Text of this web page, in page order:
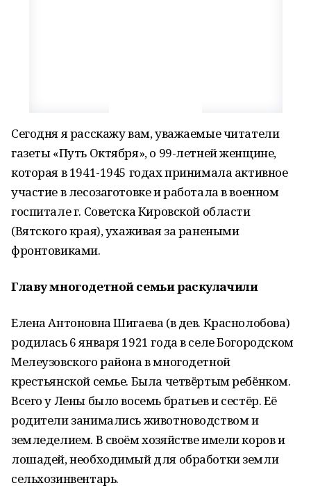
Сегодня я расскажу вам, уважаемые читатели
газеты «Путь Октября», о 99-летней женщине,
которая в 1941-1945 годах принимала активное
участие в лесозаготовке и работала в военном
госпитале г. Советска Кировской области
(Вятского края), ухаживая за ранеными
фронтовиками.
Главу многодетной семьи раскулачили
Елена Антоновна Шигаева (в дев. Краснолобова)
родилась 6 января 1921 года в селе Богородском
Мелеузовского района в многодетной
крестьянской семье. Была четвёртым ребёнком.
Всего у Лены было восемь братьев и сестёр. Её
родители занимались животноводством и
земледелием. В своём хозяйстве имели коров и
лошадей, необходимый для обработки земли
сельхозинвентарь.